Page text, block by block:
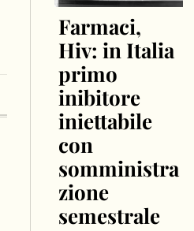
Farmaci,
Hiv: in Italia
primo
inibitore
iniettabile
con
somministra
zione
semestrale